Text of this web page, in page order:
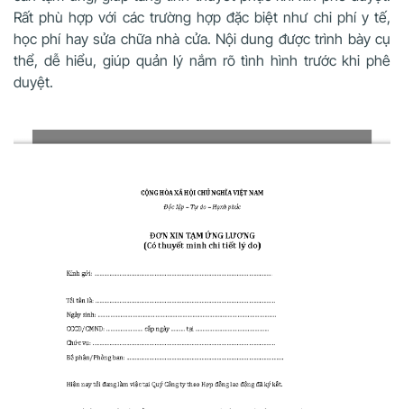
Rất phù hợp với các trường hợp đặc biệt như chi phí y tế,
học phí hay sửa chữa nhà cửa. Nội dung được trình bày cụ
thể, dễ hiểu, giúp quản lý nắm rõ tình hình trước khi phê
duyệt.